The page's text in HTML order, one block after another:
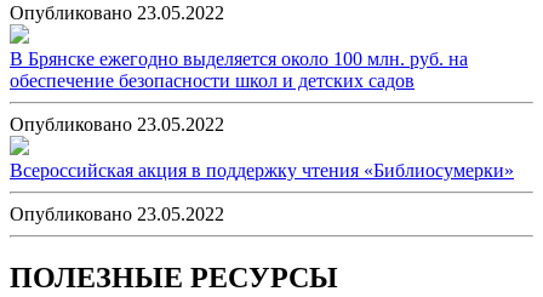
Опубликовано 23.05.2022
В Брянске ежегодно выделяется около 100 млн. руб. на
обеспечение безопасности школ и детских садов
Опубликовано 23.05.2022
Всероссийская акция в поддержку чтения «Библиосумерки»
Опубликовано 23.05.2022
ПОЛЕЗНЫЕ РЕСУРСЫ